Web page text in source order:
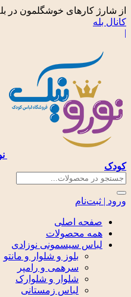
از شارژ کارهای خوشگلمون در
کانال بله
|
کودک
ورود | ثبت‌نام
صفحه اصلی
همه محصولات
لباس سیسمونی نوزادی
بلوز و شلوار و مانتو
سرهمی و رامپر
شلوار و شلوارک
لباس زمستانی